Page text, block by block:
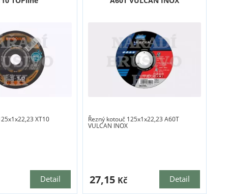
XT10
Detail
Řezný kotouč 125x1x22,23 A60T
VULCAN INOX
Detail
27,15 Kč